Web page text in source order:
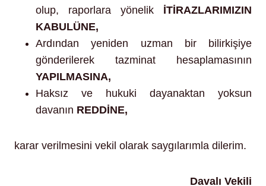
olup, raporlara yönelik İTİRAZLARIMIZIN
KABULÜNE,
Ardından yeniden uzman bir bilirkişiye
gönderilerek tazminat hesaplamasının
YAPILMASINA,
Haksız ve hukuki dayanaktan yoksun
davanın REDDİNE,
karar verilmesini vekil olarak saygılarımla dilerim.
Davalı Vekili